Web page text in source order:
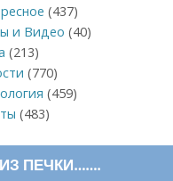
(437)
и Видео (40)
(213)
(770)
(459)
(483)
ПЕЧКИ…….